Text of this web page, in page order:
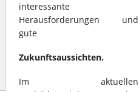
interessante
Herausforderungen und
gute
Zukunftsaussichten.
Im aktuellen